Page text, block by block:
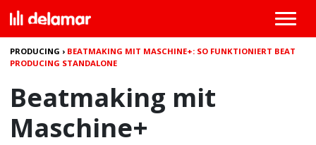
PRODUCING › BEATMAKING MIT MASCHINE+: SO FUNKTIONIERT BEAT
PRODUCING STANDALONE
Beatmaking mit
Maschine+